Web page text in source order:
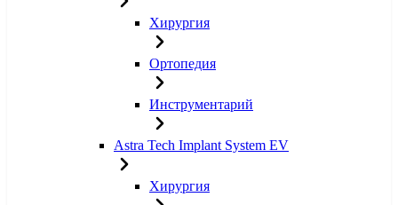
Хирургия
Ортопедия
Инструментарий
Astra Tech Implant System EV
Хирургия